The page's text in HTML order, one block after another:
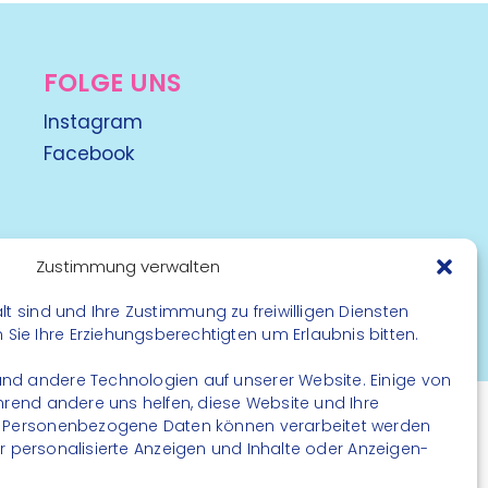
Zustimmung verwalten
sind und Ihre Zustimmung zu freiwilligen Diensten
Ihre Erziehungsberechtigten um Erlaubnis bitten.
andere Technologien auf unserer Website. Einige von
andere uns helfen, diese Website und Ihre
Daten können verarbeitet werden
personalisierte Anzeigen und Inhalte oder Anzeigen-
FOLGE UNS
Instagram
Facebook